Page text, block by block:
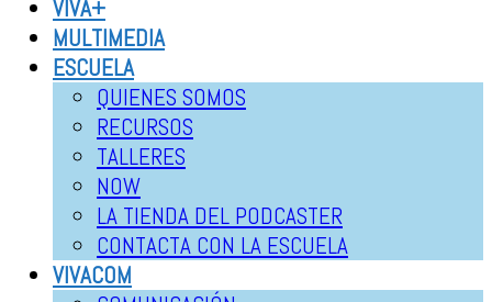
VIVA+
MULTIMEDIA
ESCUELA
QUIENES SOMOS
RECURSOS
TALLERES
NOW
LA TIENDA DEL PODCASTER
CONTACTA CON LA ESCUELA
VIVACOM